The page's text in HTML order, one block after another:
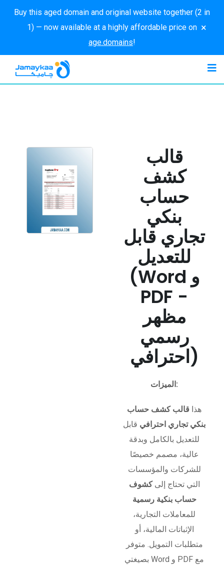
Buy this aged domain and original website together (2 in
1) — now available at a highly affordable price on
age.domains!
×
قالب
كشف
حساب
بنكي
تجاري قابل
للتعديل
(Word و
PDF -
مظهر
رسمي
احترافي)
الميزات:
هذا قالب كشف حساب
بنكي تجاري احترافي قابل
للتعديل بالكامل وبدقة
عالية، مصمم خصيصًا
للشركات والمؤسسات
التي تحتاج إلىكشوف
حساب بنكية رسمية
للمعاملات التجارية،
الإثباتات المالية، أو
متطلبات التمويل. متوفر
بصيغتي Word و PDF مع